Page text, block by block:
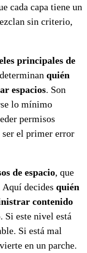
cada capa tiene un
sin criterio,
principales de
quién
espacios. Son
lo mínimo
permisos
ser el primer error
de espacio, que
decides quién
contenido
. Si este nivel está
Si está mal
en un parche.